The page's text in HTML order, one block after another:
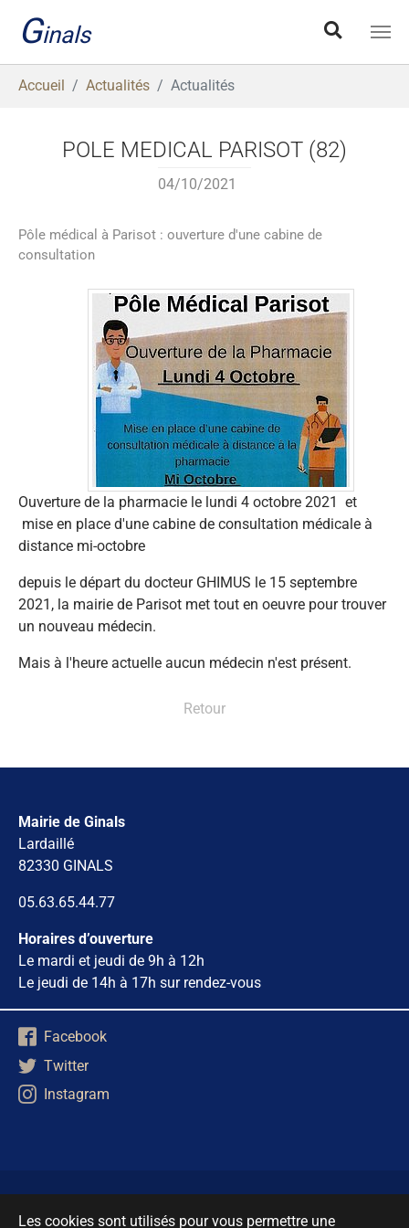
Les cookies sont utilisés pour vous permettre une
Ginals
Accueil Actualités Actualités
POLE MEDICAL PARISOT (82)
04/10/2021
Pôle médical à Parisot : ouverture d'une cabine de
consultation
Ouverture de la pharmacie le lundi 4 octobre 2021 et
mise en place d'une cabine de consultation médicale à
distance mi-octobre
depuis le départ du docteur GHIMUS le 15 septembre
2021, la mairie de Parisot met tout en oeuvre pour trouver
un nouveau médecin.
Mais à l'heure actuelle aucun médecin n'est présent.
Retour
Mairie de Ginals
Lardaillé
82330 GINALS
05.63.65.44.77
Horaires d’ouverture
Le mardi et jeudi de 9h à 12h
Le jeudi de 14h à 17h sur rendez-vous
Facebook
Twitter
Instagram